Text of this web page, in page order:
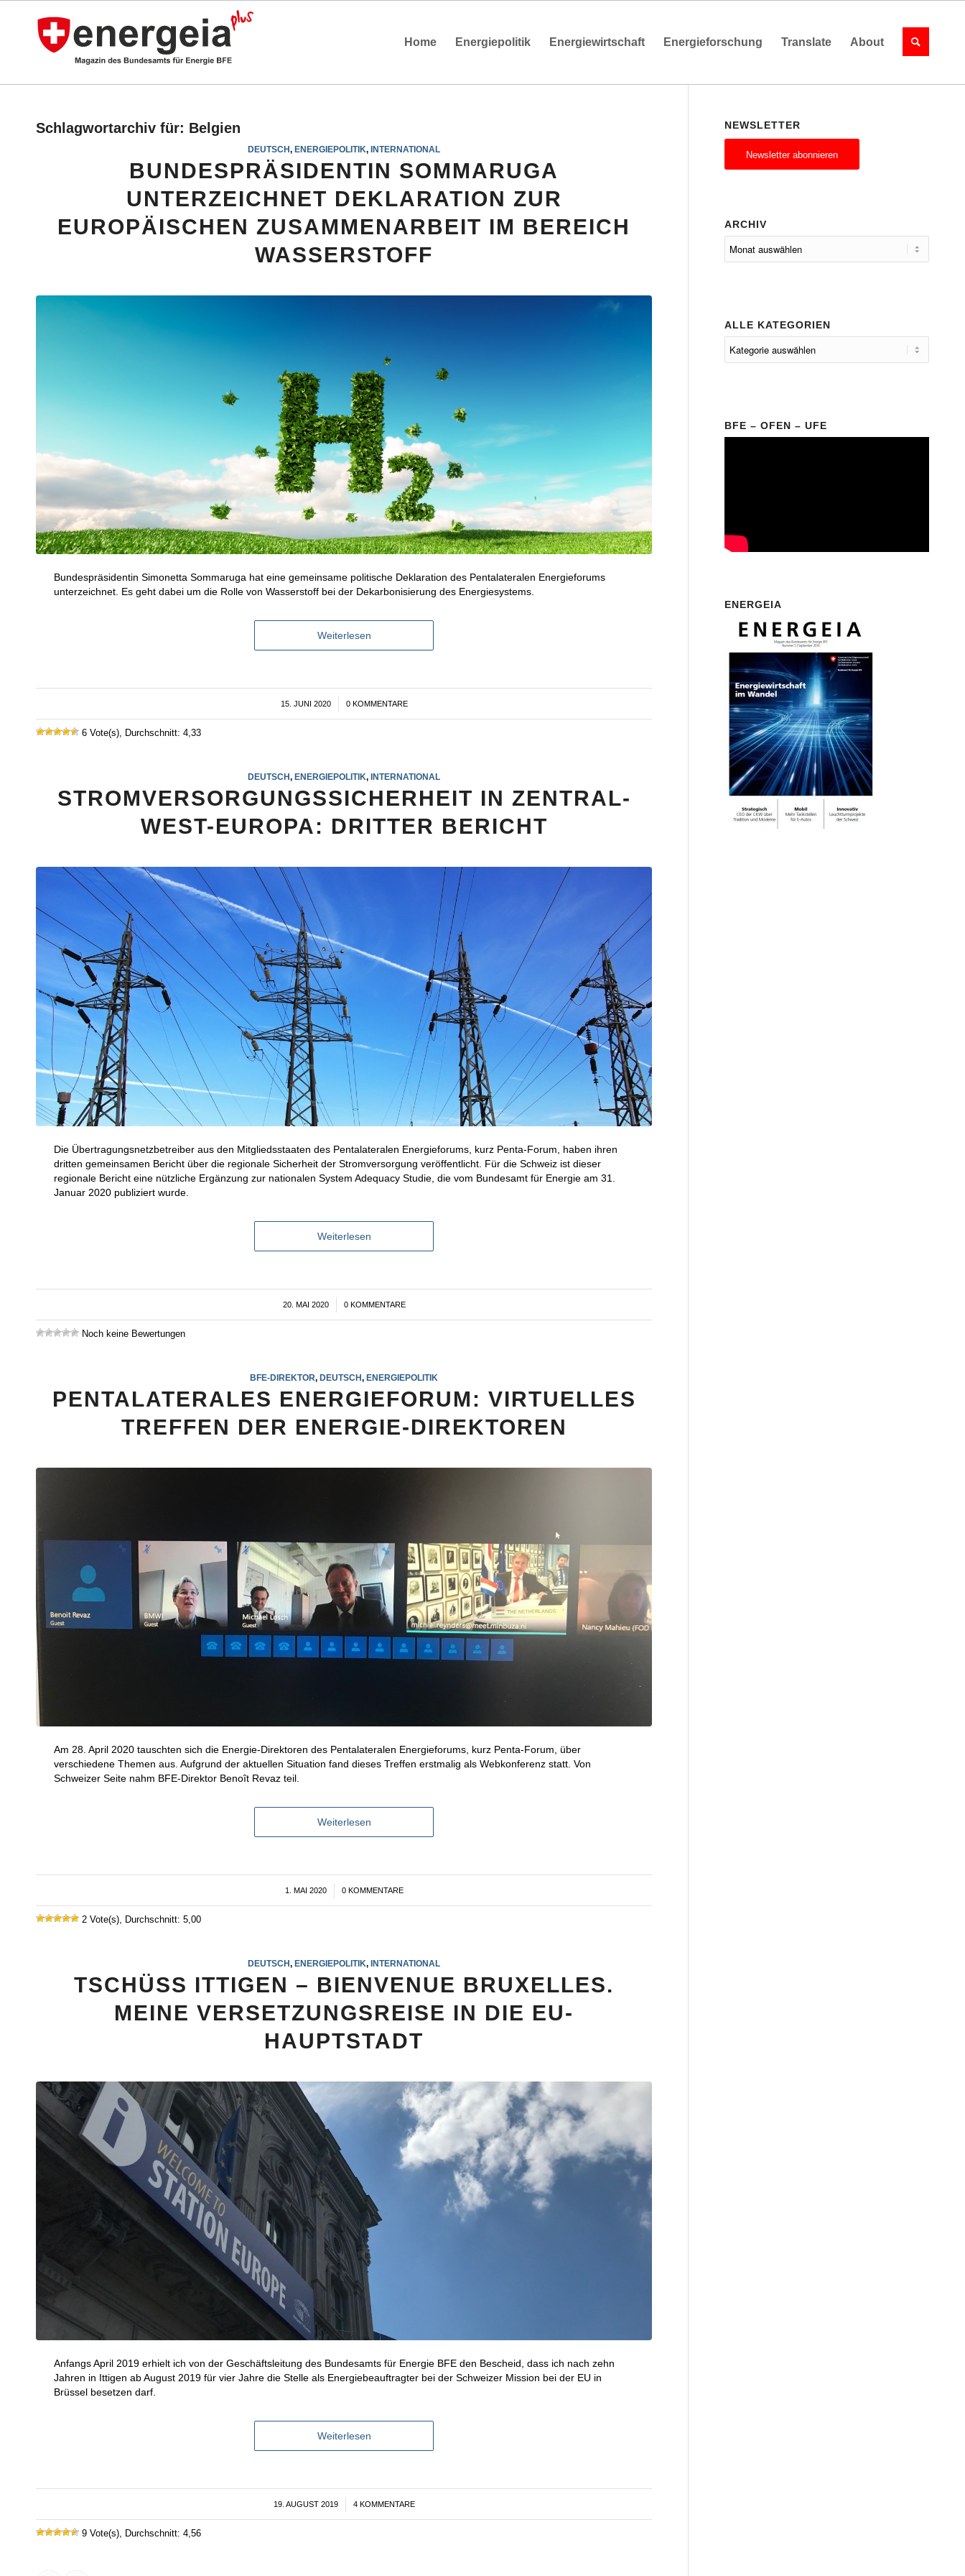
Home Energiepolitik Energiewirtschaft Energieforschung Translate About
Schlagwortarchiv für: Belgien
DEUTSCH,ENERGIEPOLITIK,INTERNATIONAL
BUNDESPRÄSIDENTIN SOMMARUGA
UNTERZEICHNET DEKLARATION ZUR
EUROPÄISCHEN ZUSAMMENARBEIT IM BEREICH
WASSERSTOFF
Bundespräsidentin Simonetta Sommaruga hat eine gemeinsame politische Deklaration des Pentalateralen Energieforums
unterzeichnet. Es geht dabei um die Rolle von Wasserstoff bei der Dekarbonisierung des Energiesystems.
Weiterlesen
15. JUNI 2020
/ 0 KOMMENTARE
6 Vote(s), Durchschnitt: 4,33
DEUTSCH, ENERGIEPOLITIK, INTERNATIONAL
STROMVERSORGUNGSSICHERHEIT IN ZENTRAL-
WEST-EUROPA: DRITTER BERICHT
Die Übertragungsnetzbetreiber aus den Mitgliedsstaaten des Pentalateralen Energieforums, kurz Penta-Forum, haben ihren
dritten gemeinsamen Bericht über die regionale Sicherheit der Stromversorgung veröffentlicht. Für die Schweiz ist dieser
regionale Bericht eine nützliche Ergänzung zur nationalen System Adequacy Studie, die vom Bundesamt für Energie am 31.
Januar 2020 publiziert wurde.
Weiterlesen
20. MAI 2020
/ 0 KOMMENTARE
Noch keine Bewertungen
BFE-DIREKTOR ,DEUTSCH ,ENERGIEPOLITIK
PENTALATERALES ENERGIEFORUM: VIRTUELLES
TREFFEN DER ENERGIE-DIREKTOREN
Am 28. April 2020 tauschten sich die Energie-Direktoren des Pentalateralen Energieforums, kurz Penta-Forum, über
verschiedene Themen aus. Aufgrund der aktuellen Situation fand dieses Treffen erstmalig als Webkonferenz statt. Von
Schweizer Seite nahm BFE-Direktor Benoît Revaz teil.
Weiterlesen
1. MAI 2020
/ 0 KOMMENTARE
2 Vote(s), Durchschnitt: 5,00
DEUTSCH,ENERGIEPOLITIK,INTERNATIONAL
TSCHÜSS ITTIGEN – BIENVENUE BRUXELLES.
MEINE VERSETZUNGSREISE IN DIE EU-
HAUPTSTADT
Anfangs April 2019 erhielt ich von der Geschäftsleitung des Bundesamts für Energie BFE den Bescheid, dass ich nach zehn
Jahren in Ittigen ab August 2019 für vier Jahre die Stelle als Energiebeauftragter bei der Schweizer Mission bei der EU in
Brüssel besetzen darf.
Weiterlesen
19. AUGUST 2019
/ 4 KOMMENTARE
9 Vote(s), Durchschnitt: 4,56
NEWSLETTER
Newsletter abonnieren
ARCHIV
ALLE KATEGORIEN
BFE – OFEN – UFE
ENERGEIA